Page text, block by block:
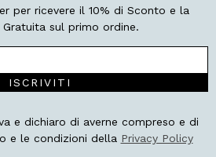
per ricevere il 10% di Sconto e la
Gratuita sul primo ordine.
ISCRIVITI
e dichiaro di averne compreso e di
e le condizioni della Privacy Policy